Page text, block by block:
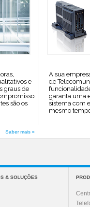
e
graus de
são os
A sua
de
garanta uma
sistema com
mesmo
Saber mais »
& SOLUÇÕES